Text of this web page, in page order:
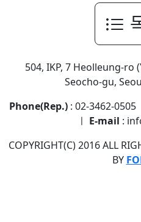
504, IKP, 7 Heolleung-ro
Seocho-gu,
Phone(Rep.): 02-3462-0505
ㅣ E-mail :
COPYRIGHT(C) 2016 ALL
BY